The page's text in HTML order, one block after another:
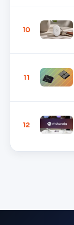
10
11
12